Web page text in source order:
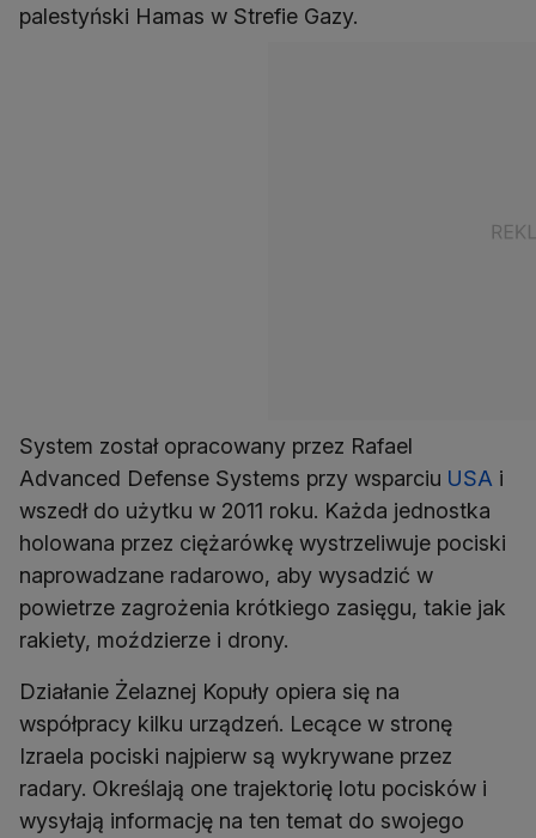
palestyński Hamas w Strefie Gazy.
System został opracowany przez Rafael
Advanced Defense Systems przy wsparciu USA i
wszedł do użytku w 2011 roku. Każda jednostka
holowana przez ciężarówkę wystrzeliwuje pociski
naprowadzane radarowo, aby wysadzić w
powietrze zagrożenia krótkiego zasięgu, takie jak
rakiety, moździerze i drony.
Działanie Żelaznej Kopuły opiera się na
współpracy kilku urządzeń. Lecące w stronę
Izraela pociski najpierw są wykrywane przez
radary. Określają one trajektorię lotu pocisków i
wysyłają informację na ten temat do swojego